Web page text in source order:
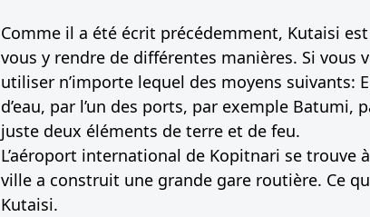
Comme il a été écrit précédemment, Kutaisi
vous y rendre de différentes manières. Si vous
utiliser n’importe lequel des moyens suivants:
d’eau, par l’un des ports, par exemple
juste deux éléments de terre et de feu.
L’aéroport international de Kopitnari se
ville a construit une grande gare routière. Ce
Kutaisi.